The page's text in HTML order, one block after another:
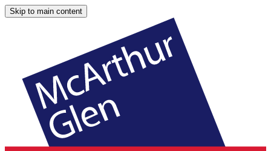
Skip to main content